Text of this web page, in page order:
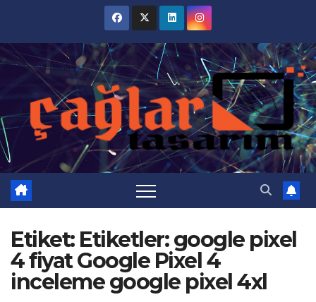
content
Etiket: Etiketler: google pixel
4 fiyat Google Pixel 4
inceleme google pixel 4xl